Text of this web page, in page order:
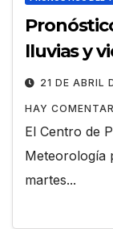
lluvias y
21 DE ABRIL
HAY
El Centro de
Meteorología
martes...